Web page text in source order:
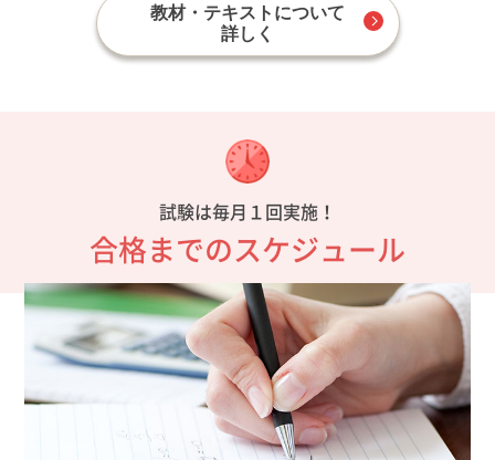
教材・テキストについて
詳しく
試験は毎月１回実施！
合格までのスケジュール